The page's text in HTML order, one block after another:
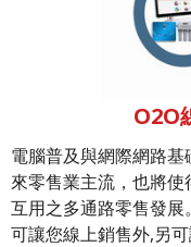
O2O
電腦普及與網際網路
來零售業主流，也將
互用之多通路零售發展
可讓您線上銷售外,另